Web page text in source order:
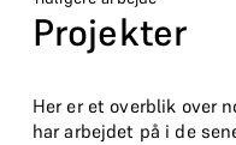
Projekter
Her er et overblik over
har arbejdet på i de